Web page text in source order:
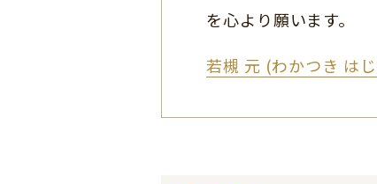
を心より願います。
若槻 元 (わかつき は